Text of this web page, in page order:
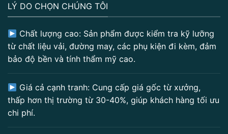
LÝ DO CHỌN CHÚNG TÔI
Chất lượng cao: Sản phẩm được kiểm tra kỹ lưỡng
từ chất liệu vải, đường may, các phụ kiện đi kèm, đảm
bảo độ bền và tính thẩm mỹ cao.
Giá cả cạnh tranh: Cung cấp giá gốc từ xưởng,
thấp hơn thị trường từ 30-40%, giúp khách hàng tối ưu
chi phí.